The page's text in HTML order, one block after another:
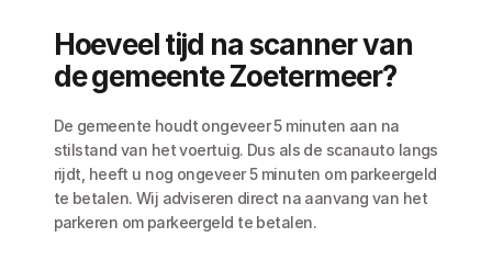
Hoeveel tijd na scanner van
de gemeente Zoetermeer?
De gemeente houdt ongeveer 5 minuten aan na
stilstand van het voertuig. Dus als de scanauto langs
rijdt, heeft u nog ongeveer 5 minuten om parkeergeld
te betalen. Wij adviseren direct na aanvang van het
parkeren om parkeergeld te betalen.